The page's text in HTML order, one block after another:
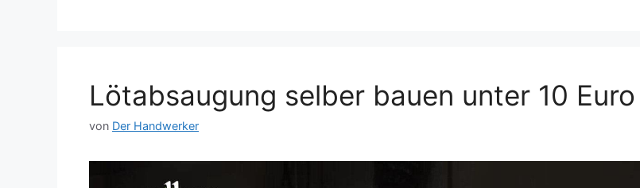
Lötabsaugung selber bauen unter 10 Euro
von Der Handwerker